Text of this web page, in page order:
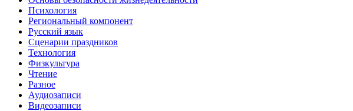
Психология
Региональный компонент
Русский язык
Сценарии праздников
Технология
Физкультура
Чтение
Разное
Аудиозаписи
Видеозаписи